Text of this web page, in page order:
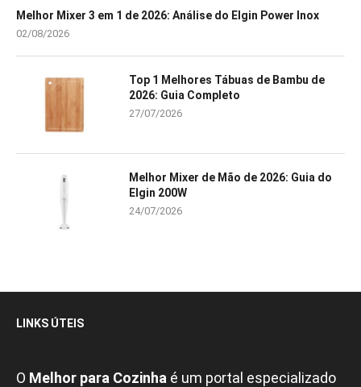
Melhor Mixer 3 em 1 de 2026: Análise do Elgin Power Inox
02/08/2026
Top 1 Melhores Tábuas de Bambu de
2026: Guia Completo
27/07/2026
Melhor Mixer de Mão de 2026: Guia do
Elgin 200W
24/07/2026
LINKS ÚTEIS
O Melhor para Cozinha é um portal especializado